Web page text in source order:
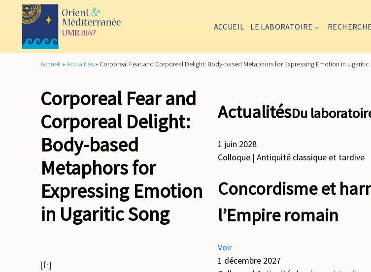
ACCUEIL LE LABORATOIRE RECHERCHE
Accueil » Actualités » Corporeal Fear and Corporeal Delight: Body-based Metaphors for Expressing Emotion in Ugaritic
Corporeal Fear and
Corporeal Delight:
Body-based
Metaphors for
Expressing Emotion
in Ugaritic Song
[fr]
ActualitésDu
1 juin 2028
Colloque | Antiquité classique et tardive
Concordisme et
l’Empire romain
Voir
1 décembre 2027